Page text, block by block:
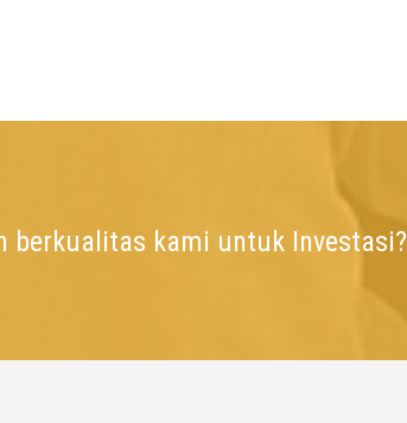
berkualitas kami untuk Investasi?